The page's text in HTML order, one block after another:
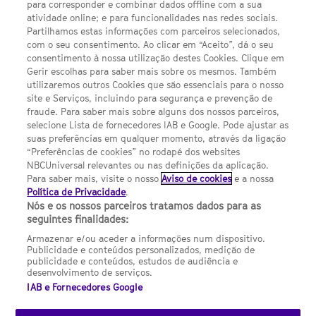
Política de privacidade
Sobre nós
Termos E Condições
Preferências de cookies
FILMES
UMA DIVISÃO DA NBCUNIVERSAL
Contact us by email: contact.SYFYPortugal@ncbuni.com
NBC Universal Global Networks España S.L.U. is wholly owned
by Universal Studios International BV
NBC Universal Global Networks, S.L.U. Paseo de la Castellana,
95. Planta 10 Edificio Torre Europa 28046 Madrid B-82227893
SYFY Portugal is subject to Spanish jurisdiction and regulated
(CNMC).
para corresponder e combinar dados offline com a sua
atividade online; e para funcionalidades nas redes sociais.
Partilhamos estas informações com parceiros selecionados,
com o seu consentimento. Ao clicar em “Aceito”, dá o seu
consentimento à nossa utilização destes Cookies. Clique em
Gerir escolhas para saber mais sobre os mesmos. Também
utilizaremos outros Cookies que são essenciais para o nosso
site e Serviços, incluindo para segurança e prevenção de
fraude. Para saber mais sobre alguns dos nossos parceiros,
selecione Lista de fornecedores IAB e Google. Pode ajustar as
suas preferências em qualquer momento, através da ligação
“Preferências de cookies” no rodapé dos websites
NBCUniversal relevantes ou nas definições da aplicação.
Para saber mais, visite o nossoAviso de cookies e a nossa
Política de Privacidade.
Nós e os nossos parceiros tratamos dados para as
seguintes finalidades:
Armazenar e/ou aceder a informações num dispositivo.
Publicidade e conteúdos personalizados, medição de
publicidade e conteúdos, estudos de audiência e
desenvolvimento de serviços.
IAB e Fornecedores Google